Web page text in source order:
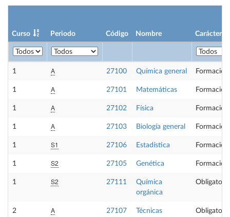
Curso Periodo Código Nombre Carácter
1 A 27100 Química general
1 A 27101 Matemáticas
1 A 27102 Física
1 A 27103 Biología general
1 S1 27106 Estadística
1 S2 27105 Genética
1 S2 27111
Química
orgánica
Obligatoria
2 A 27107
Técnicas
Obligatoria